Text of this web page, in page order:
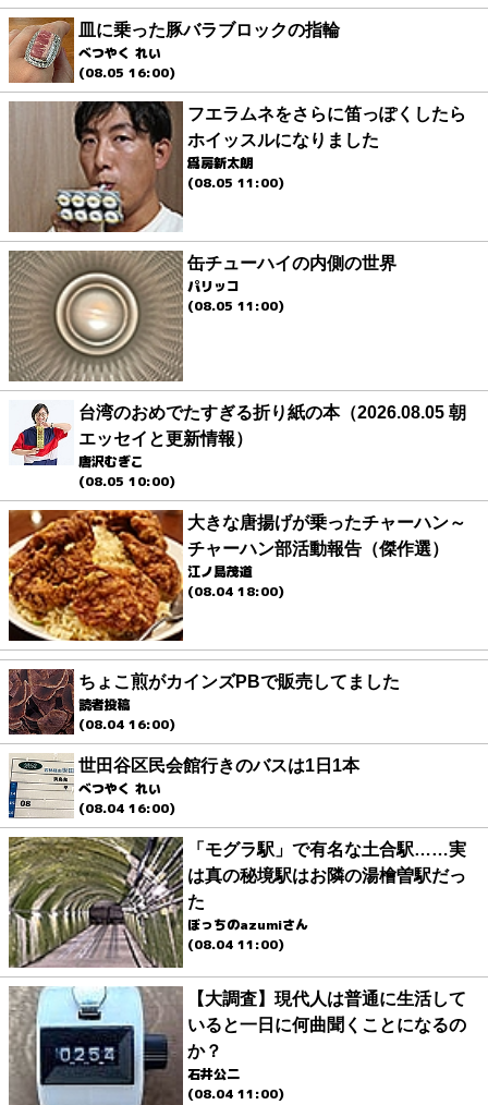
皿に乗った豚バラブロックの指輪
べつやく れい
(08.05 16:00)
フエラムネをさらに笛っぽくしたら
ホイッスルになりました
爲房新太朗
(08.05 11:00)
缶チューハイの内側の世界
パリッコ
(08.05 11:00)
台湾のおめでたすぎる折り紙の本（2026.08.05 朝
エッセイと更新情報）
唐沢むぎこ
(08.05 10:00)
大きな唐揚げが乗ったチャーハン～
チャーハン部活動報告（傑作選）
江ノ島茂道
(08.04 18:00)
ちょこ煎がカインズPBで販売してました
読者投稿
(08.04 16:00)
世田谷区民会館行きのバスは1日1本
べつやく れい
(08.04 16:00)
「モグラ駅」で有名な土合駅……実
は真の秘境駅はお隣の湯檜曽駅だっ
た
ぼっちのazumiさん
(08.04 11:00)
【大調査】現代人は普通に生活して
いると一日に何曲聞くことになるの
か？
石井公二
(08.04 11:00)